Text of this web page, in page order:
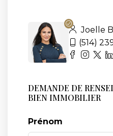
Joelle
(514)
DEMANDE DE
BIEN IMMOBILIER
Prénom